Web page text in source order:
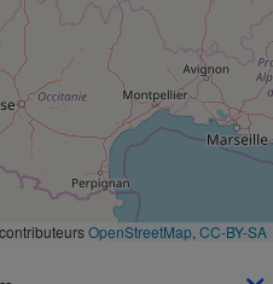
OpenStreetMap CC-BY-SA
Complément
alimentaire
Assurance emprunteur
Banque
Petit électroménager -
Matelas
Mutuelle